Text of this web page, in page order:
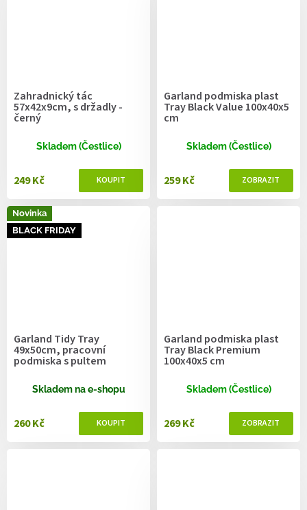
Zahradnický tác
57x42x9cm, s držadly -
černý
Skladem (Čestlice)
249 Kč
Garland podmiska plast
Tray Black Value 100x40x5
cm
Skladem (Čestlice)
259 Kč
Novinka
BLACK FRIDAY
Garland Tidy Tray
49x50cm, pracovní
podmiska s pultem
Skladem na e-shopu
260 Kč
Garland podmiska plast
Tray Black Premium
100x40x5 cm
Skladem (Čestlice)
269 Kč